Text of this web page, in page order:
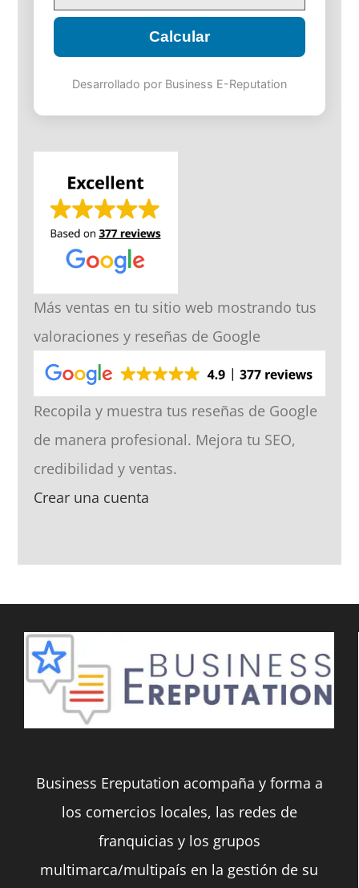
Calcular
Desarrollado por Business E-Reputation
Más ventas en tu sitio web mostrando tus
valoraciones y reseñas de Google
Recopila y muestra tus reseñas de Google
de manera profesional. Mejora tu SEO,
credibilidad y ventas.
Crear una cuenta
Business Ereputation acompaña y forma a
los comercios locales, las redes de
franquicias y los grupos
multimarca/multipaís en la gestión de su